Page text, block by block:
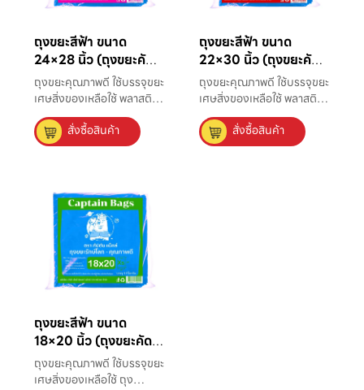
ถุงขยะสีฟ้า ขนาด
24×28 นิ้ว (ถุงขยะคัด
แยก)
ถุงขยะคุณภาพดี ใช้บรรจุขยะ
เศษสิ่งของเหลือใช้ พลาสติก
ที่มีความหนาแน่นสูง แข็ง
แรง ไม่มีกลิ่น ใส่ขยะได้มาก
ถึง 50 ลิตร เหมาะใช้กับถัง
สั่งซื้อสินค้า
ถุงขยะสีฟ้า ขนาด
22×30 นิ้ว (ถุงขยะคัด
แยก)
ถุงขยะคุณภาพดี ใช้บรรจุขยะ
เศษสิ่งของเหลือใช้ พลาสติก
มีความหนาแน่นสูง แข็งแรง
ไม่มีกลิ่น ใส่ขยะได้มากถึง 22
ลิตร เหมาะใช้กับถังขยะขนาด
สั่งซื้อสินค้า
ถุงขยะสีฟ้า ขนาด
18×20 นิ้ว (ถุงขยะคัด
แยก)
ถุงขยะคุณภาพดี ใช้บรรจุขยะ
เศษสิ่งของเหลือใช้ ถุง